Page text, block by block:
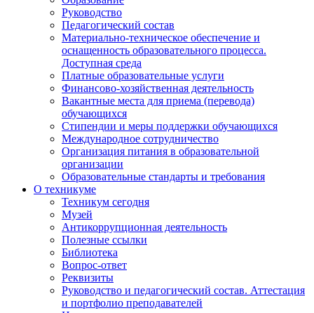
Руководство
Педагогический состав
Материально-техническое обеспечение и
оснащенность образовательного процесса.
Доступная среда
Платные образовательные услуги
Финансово-хозяйственная деятельность
Вакантные места для приема (перевода)
обучающихся
Стипендии и меры поддержки обучающихся
Международное сотрудничество
Организация питания в образовательной
организации
Образовательные стандарты и требования
О техникуме
Техникум сегодня
Музей
Антикоррупционная деятельность
Полезные ссылки
Библиотека
Вопрос-ответ
Реквизиты
Руководство и педагогический состав. Аттестация
и портфолио преподавателей